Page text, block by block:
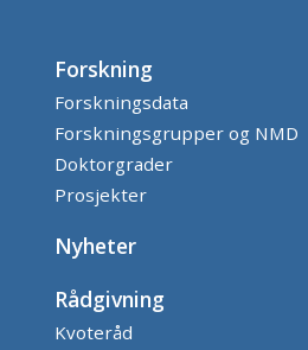
Forskning
Forskningsdata
Forskningsgrupper og NMD
Doktorgrader
Prosjekter
Nyheter
Rådgivning
Kvoteråd